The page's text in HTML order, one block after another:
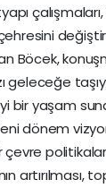
Böcek,
geleceğe
bir yaşam
dönem
çevre
artırılması,